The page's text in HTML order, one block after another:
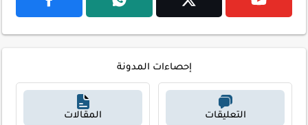
إحصاءات المدونة
التعليقات المقالات